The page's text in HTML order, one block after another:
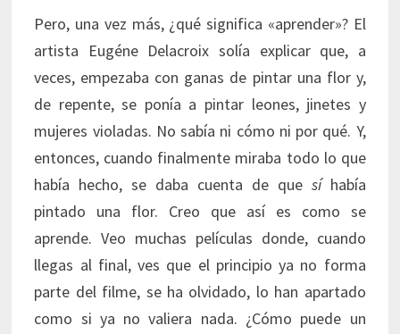
Pero, una vez más, ¿qué significa «aprender»? El
artista Eugéne Delacroix solía explicar que, a
veces, empezaba con ganas de pintar una flor y,
de repente, se ponía a pintar leones, jinetes y
mujeres violadas. No sabía ni cómo ni por qué. Y,
entonces, cuando finalmente miraba todo lo que
había hecho, se daba cuenta de que síhabía
pintado una flor. Creo que así es como se
aprende. Veo muchas películas donde, cuando
llegas al final, ves que el principio ya no forma
parte del filme, se ha olvidado, lo han apartado
como si ya no valiera nada. ¿Cómo puede un